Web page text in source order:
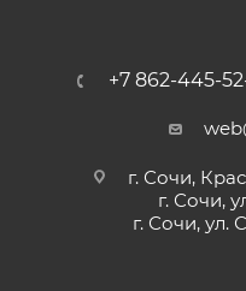
+7 862-445-
г. Сочи,
г. Сочи,
г. Сочи, ул.